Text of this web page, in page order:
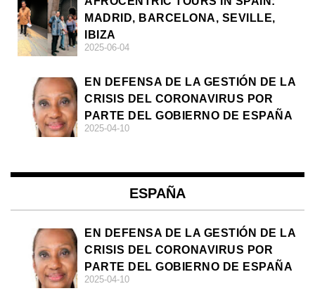
MADRID, BARCELONA, SEVILLE,
IBIZA
2025-06-04
EN DEFENSA DE LA GESTIÓN DE LA
CRISIS DEL CORONAVIRUS POR
PARTE DEL GOBIERNO DE ESPAÑA
2025-04-10
ESPAÑA
EN DEFENSA DE LA GESTIÓN DE LA
CRISIS DEL CORONAVIRUS POR
PARTE DEL GOBIERNO DE ESPAÑA
2025-04-10